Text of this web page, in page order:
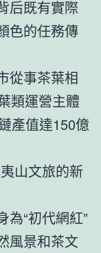
后既有實際
色的任務傳
從事茶葉相
類運營主體
產值達150億
山文旅的新
“初代網紅”
風景和茶文